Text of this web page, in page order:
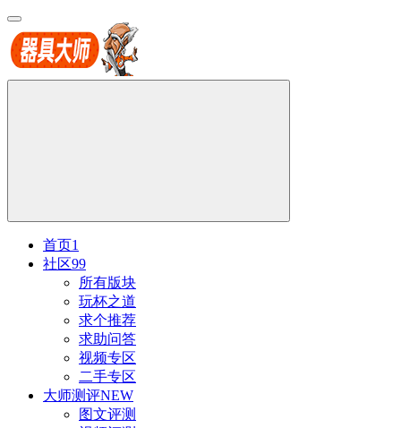
首页1
社区99
所有版块
玩杯之道
求个推荐
求助问答
视频专区
二手专区
大师测评NEW
图文评测